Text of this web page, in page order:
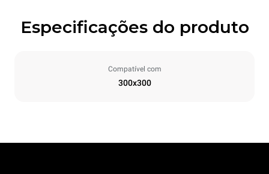
Especificações do produto
Compatível com
300x300